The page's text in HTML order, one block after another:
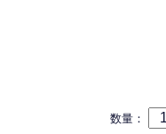
数量：